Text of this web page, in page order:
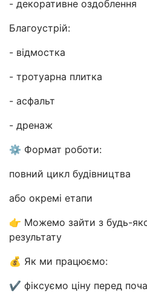
- декоративне оздоблення
Благоустрій:
- відмостка
- тротуарна плитка
- асфальт
- дренаж
⚙️ Формат роботи:
повний цикл будівництва
або окремі етапи
👉 Можемо зайти з будь-
результату
💰 Як ми працюємо:
✔ фіксуємо ціну перед